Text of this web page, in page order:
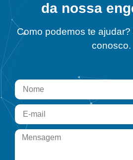
da nossa
Como podemos te
conosco.